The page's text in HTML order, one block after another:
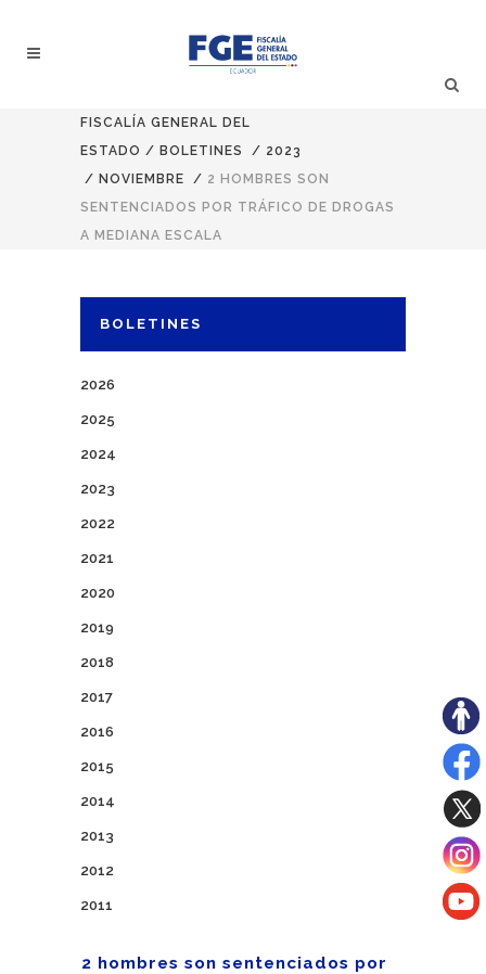
FISCALÍA GENERAL DEL
ESTADO / BOLETINES / 2023
/ NOVIEMBRE / 2 HOMBRES SON
SENTENCIADOS POR TRÁFICO DE DROGAS
A MEDIANA ESCALA
BOLETINES
2026
2025
2024
2023
2022
2021
2020
2019
2018
2017
2016
2015
2014
2013
2012
2011
2 hombres son sentenciados por